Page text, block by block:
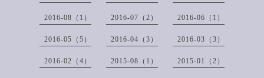
2016-08（1） 2016-07（2） 2016-06（1）
2016-05（5） 2016-04（3） 2016-03（3）
2016-02（4） 2015-08（1） 2015-01（2）